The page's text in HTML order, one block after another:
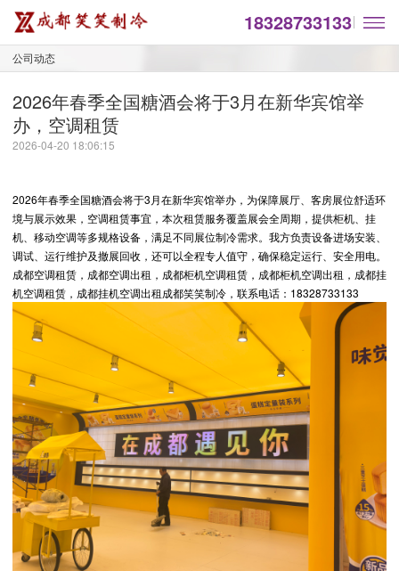
18328733133
公司动态
2026年春季全国糖酒会将于3月在新华宾馆举
办，空调租赁
2026-04-20 18:06:15
2026年春季全国糖酒会将于3月在新华宾馆举办，为保障展厅、客房展位舒适环
境与展示效果，空调租赁事宜，本次租赁服务覆盖展会全周期，提供柜机、挂
机、移动空调等多规格设备，满足不同展位制冷需求。我方负责设备进场安装、
调试、运行维护及撤展回收，还可以全程专人值守，确保稳定运行、安全用电。
成都空调租赁，成都空调出租，成都柜机空调租赁，成都柜机空调出租，成都挂
机空调租赁，成都挂机空调出租成都笑笑制冷，联系电话：18328733133